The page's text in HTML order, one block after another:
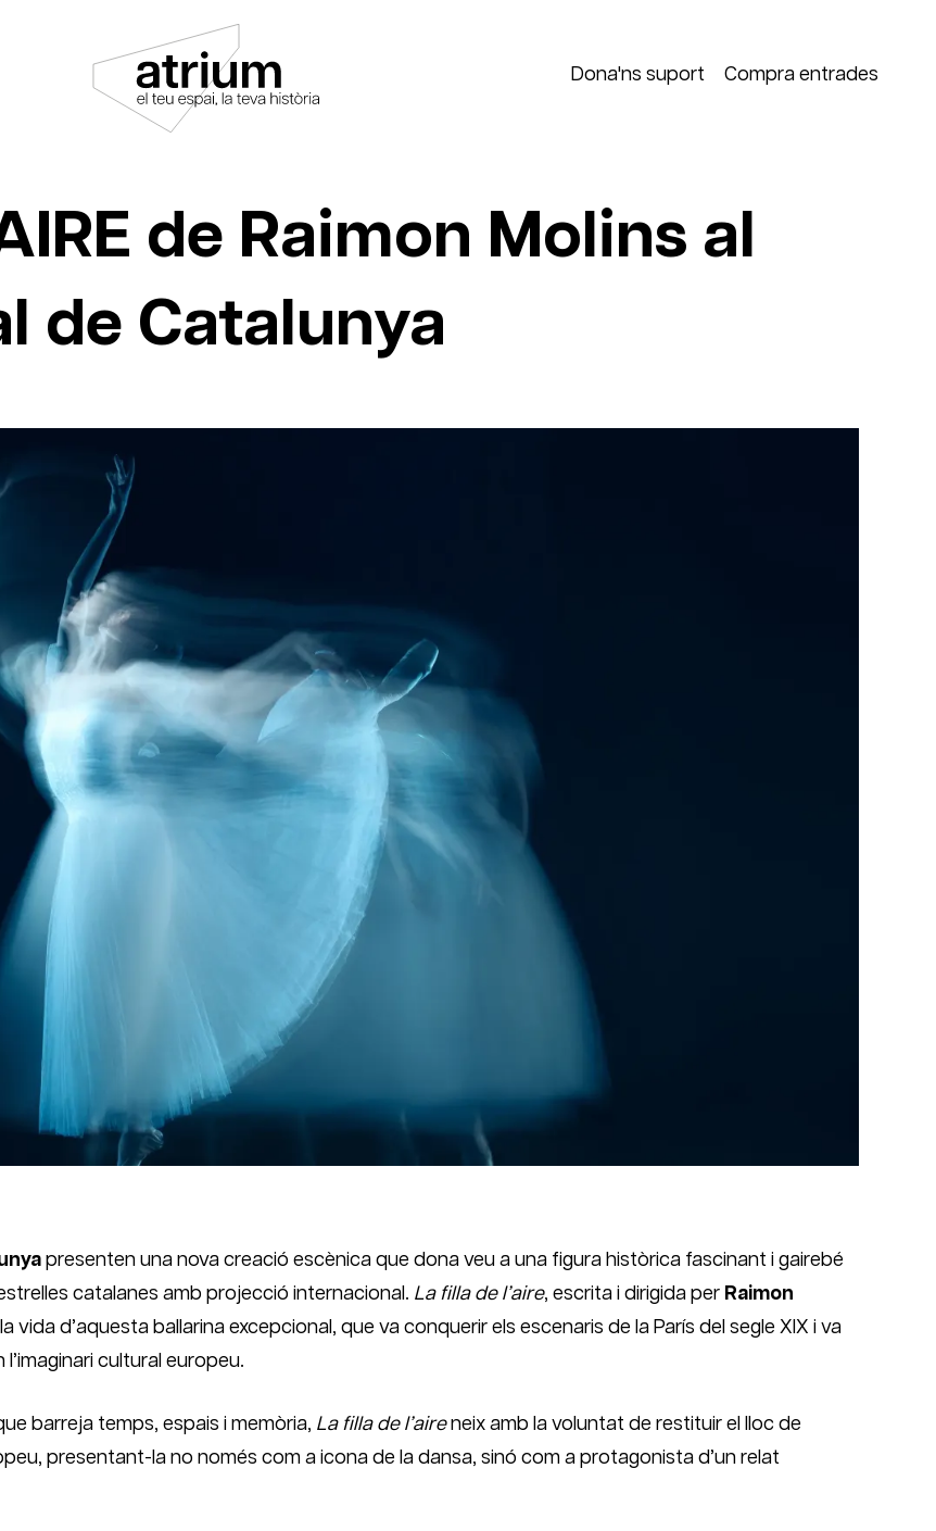
Compra entrades
Dona'ns suport
de Raimon Molins al
de Catalunya
presenten una nova creació escènica que dona veu a una figura històrica fascinant i gairebé
catalanes amb projecció internacional. La filla de l’aire, escrita i dirigida per Raimon
d’aquesta ballarina excepcional, que va conquerir els escenaris de la París del segle XIX i va
cultural europeu.
barreja temps, espais i memòria, La filla de l’aireneix amb la voluntat de restituir el lloc de
presentant-la no només com a icona de la dansa, sinó com a protagonista d’un relat